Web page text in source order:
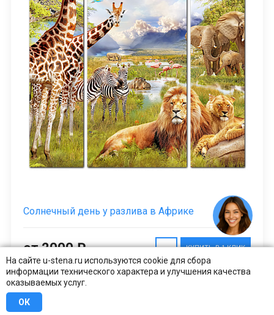
На сайте u-stena.ru используются cookie для сбора
информации технического характера и улучшения качества
оказываемых услуг.
ОК
Солнечный день у разлива в Африке
КУПИТЬ В 1 КЛИК
от 2000 ₽